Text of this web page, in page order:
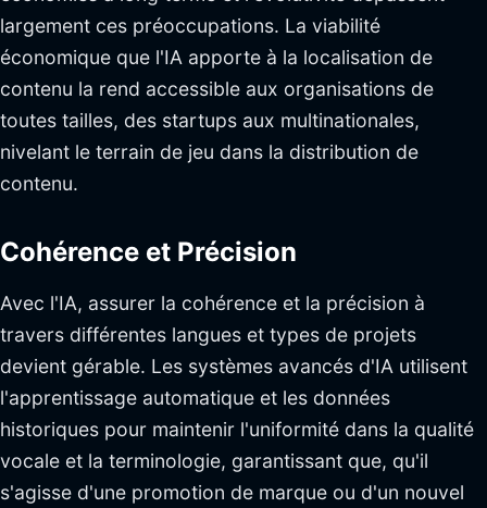
largement ces préoccupations. La viabilité
économique que l'IA apporte à la localisation de
contenu la rend accessible aux organisations de
toutes tailles, des startups aux multinationales,
nivelant le terrain de jeu dans la distribution de
contenu.
Cohérence et Précision
Avec l'IA, assurer la cohérence et la précision à
travers différentes langues et types de projets
devient gérable. Les systèmes avancés d'IA utilisent
l'apprentissage automatique et les données
historiques pour maintenir l'uniformité dans la qualité
vocale et la terminologie, garantissant que, qu'il
s'agisse d'une promotion de marque ou d'un nouvel